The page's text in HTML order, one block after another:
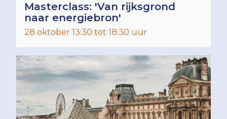
Masterclass: 'Van rijksgrond
naar energiebron'
28 oktober 13:30 tot 18:30 uur